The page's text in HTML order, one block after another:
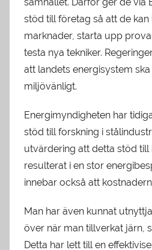
samhället. Därför ger de via
stöd till företag så att de kan
marknader, starta upp
testa nya tekniker.
att landets energisystem
miljövänligt.
Energimyndigheten har
stöd till forskning i
utvärdering att detta stöd till
resulterat i en stor
innebar också att
Man har även kunnat
över när man tillverkat järn,
Detta har lett till en